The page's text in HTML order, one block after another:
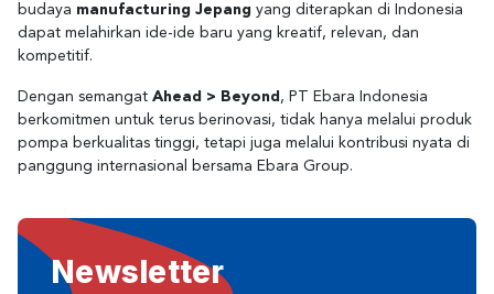
budaya manufacturing Jepang yang diterapkan di Indonesia
dapat melahirkan ide-ide baru yang kreatif, relevan, dan
kompetitif.
Dengan semangat Ahead > Beyond , PT Ebara Indonesia
berkomitmen untuk terus berinovasi, tidak hanya melalui produk
pompa berkualitas tinggi, tetapi juga melalui kontribusi nyata di
panggung internasional bersama Ebara Group.
Newsletter